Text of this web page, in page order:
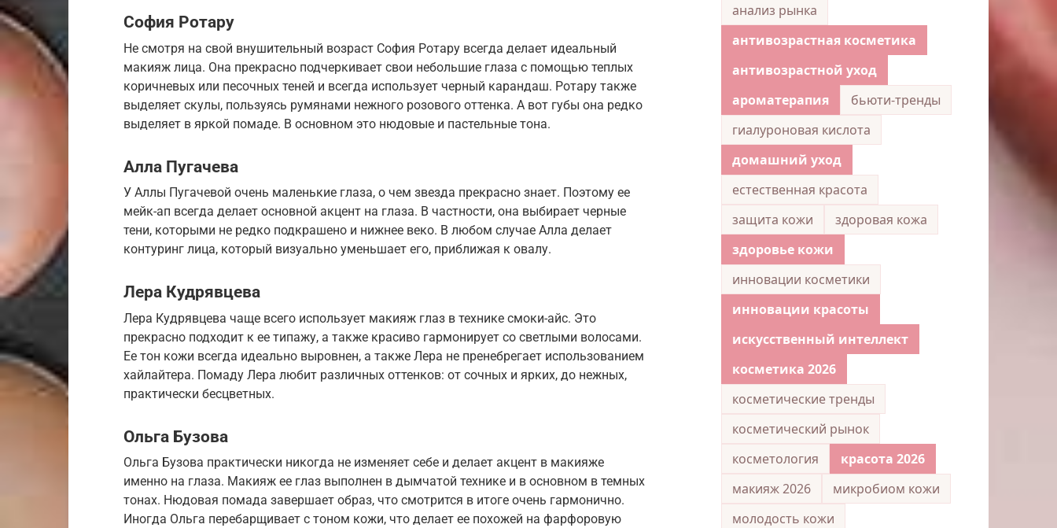
София Ротару
Не смотря на свой внушительный возраст София Ротару всегда делает идеальный
макияж лица. Она прекрасно подчеркивает свои небольшие глаза с помощью теплых
коричневых или песочных теней и всегда использует черный карандаш. Ротару также
выделяет скулы, пользуясь румянами нежного розового оттенка. А вот губы она редко
выделяет в яркой помаде. В основном это нюдовые и пастельные тона.
Алла Пугачева
У Аллы Пугачевой очень маленькие глаза, о чем звезда прекрасно знает. Поэтому ее
мейк-ап всегда делает основной акцент на глаза. В частности, она выбирает черные
тени, которыми не редко подкрашено и нижнее веко. В любом случае Алла делает
контуринг лица, который визуально уменьшает его, приближая к овалу.
Лера Кудрявцева
Лера Кудрявцева чаще всего использует макияж глаз в технике смоки-айс. Это
прекрасно подходит к ее типажу, а также красиво гармонирует со светлыми волосами.
Ее тон кожи всегда идеально выровнен, а также Лера не пренебрегает использованием
хайлайтера. Помаду Лера любит различных оттенков: от сочных и ярких, до нежных,
практически бесцветных.
Ольга Бузова
Ольга Бузова практически никогда не изменяет себе и делает акцент в макияже
именно на глаза. Макияж ее глаз выполнен в дымчатой технике и в основном в темных
тонах. Нюдовая помада завершает образ, что смотрится в итоге очень гармонично.
Иногда Ольга перебарщивает с тоном кожи, что делает ее похожей на фарфоровую
анализ рынка
антивозрастная косметика
антивозрастной уход
ароматерапия
бьюти-тренды
гиалуроновая кислота
домашний уход
естественная красота
защита кожи
здоровая кожа
здоровье кожи
инновации косметики
инновации красоты
искусственный интеллект
косметика 2026
косметические тренды
косметический рынок
косметология
красота 2026
макияж 2026
микробиом кожи
молодость кожи